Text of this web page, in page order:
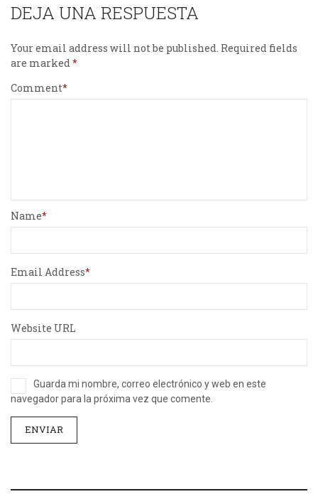
DEJA UNA RESPUESTA
Your email address will not be published. Required fields
are marked
Comment
Name
Email Address
Website URL
Guarda mi nombre, correo electrónico y web en este
navegador para la próxima vez que comente.